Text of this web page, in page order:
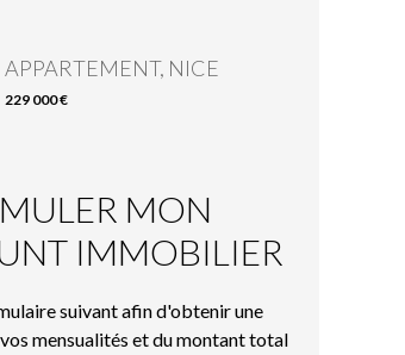
APPARTEMENT, NICE
229 000 €
MON
IMMOBILIER
suivant afin d'obtenir une
mensualités et du montant total